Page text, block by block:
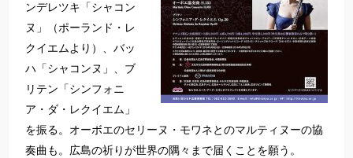
ンデレツキ「シャコン
ヌ」（ポーランド・レ
クイエムより）、バッ
ハ「シャコンヌ」、ブ
リテン「シンフォニ
ア・ダ・レクイエム」
を振る。オーボエのセリーヌ・モワネとのマルティヌーの協
奏曲も。広島の祈りが世界の隅々まで届くことを願う。